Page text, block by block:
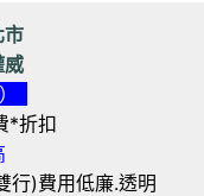
威
*折扣
行)費用低廉.透明